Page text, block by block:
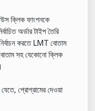
ক্লিক ফাংশনকে
অর্ডার টাইপ তৈরি
করতে LMT বোতাম
সহ যেকোনো ক্লিক
প্রোগ্রামের দেওয়া